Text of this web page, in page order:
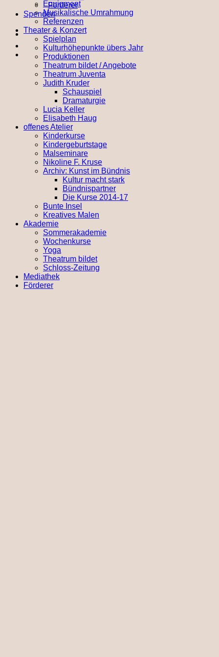
Förderer
Spenden
Equipment
Musikalische Umrahmung
Referenzen
Theater & Konzert
Spielplan
Kulturhöhepunkte übers Jahr
Produktionen
Theatrum bildet / Angebote
Theatrum Juventa
Judith Kruder
Schauspiel
Dramaturgie
Lucia Keller
Elisabeth Haug
offenes Atelier
Kinderkurse
Kindergeburtstage
Malseminare
Nikoline F. Kruse
Archiv: Kunst im Bündnis
Kultur macht stark
Bündnispartner
Die Kurse 2014-17
Bunte Insel
Kreatives Malen
Akademie
Sommerakademie
Wochenkurse
Yoga
Theatrum bildet
Schloss-Zeitung
Mediathek
Förderer